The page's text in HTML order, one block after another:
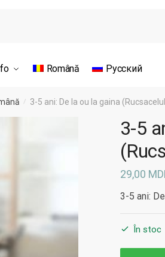
Română Русский
/ 3-5 ani: De la ou la gaina
3-5
29,00
3-5 ani:
În stoc